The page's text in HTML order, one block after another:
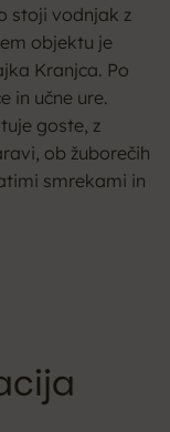
stoji vodnjak z
objektu je
Kranjca. Po
in učne ure.
goste, z
ob žuborečih
smrekami in